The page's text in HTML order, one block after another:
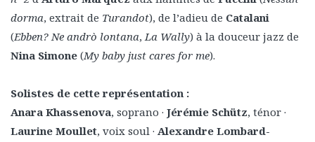
dorma, extrait de Turandot), de l’adieu de Catalani
(Ebben? Ne andrò lontana,La Wally) à la douceur jazz de
Nina Simone (My baby just cares for me).
Solistes de cette représentation :
Anara Khassenova, soprano · Jérémie Schütz, ténor ·
Laurine Moullet, voix soul · Alexandre Lombard-